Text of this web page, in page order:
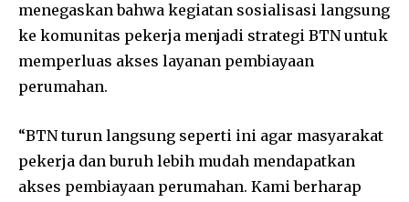
menegaskan bahwa kegiatan sosialisasi langsung
ke komunitas pekerja menjadi strategi BTN untuk
memperluas akses layanan pembiayaan
perumahan.
“BTN turun langsung seperti ini agar masyarakat
pekerja dan buruh lebih mudah mendapatkan
akses pembiayaan perumahan. Kami berharap